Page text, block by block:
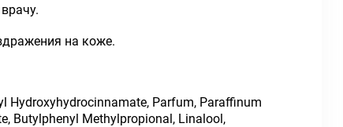
на коже.
Hydroxyhydrocinnamate, Parfum, Paraffinum
Butylphenyl Methylpropional, Linalool,